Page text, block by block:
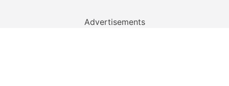
Advertisements